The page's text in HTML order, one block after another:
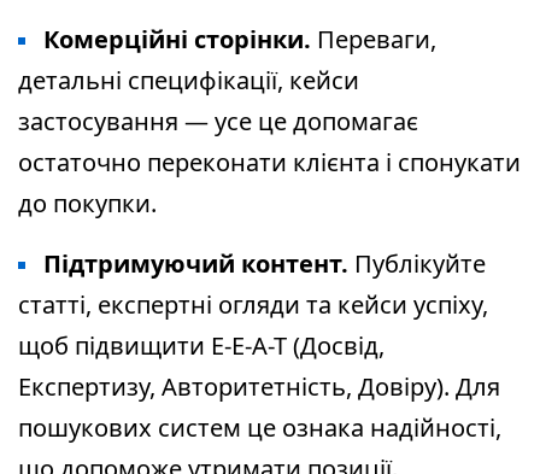
Комерційні сторінки. Переваги,
детальні специфікації, кейси
застосування — усе це допомагає
остаточно переконати клієнта і спонукати
до покупки.
Підтримуючий контент. Публікуйте
статті, експертні огляди та кейси успіху,
щоб підвищити E-E-A-T (Досвід,
Експертизу, Авторитетність, Довіру). Для
пошукових систем це ознака надійності,